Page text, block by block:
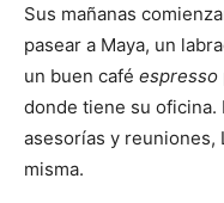
Sus mañanas
pasear a Maya, un
un buen café espresso
donde tiene su oficina.
asesorías y reuniones,
misma.